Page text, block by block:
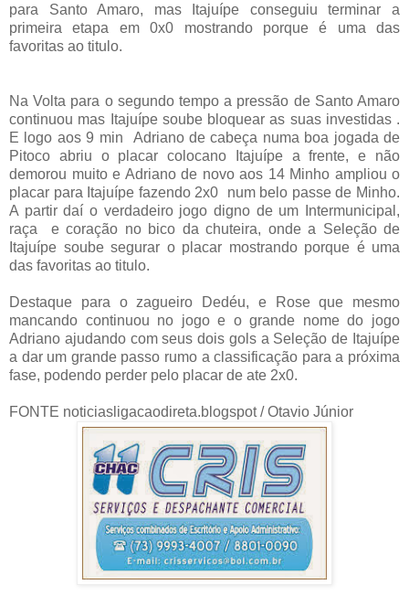
para Santo Amaro, mas Itajuípe conseguiu terminar a
primeira etapa em 0x0 mostrando porque é uma das
favoritas ao titulo.
Na Volta para o segundo tempo a pressão de Santo Amaro
continuou mas Itajuípe soube bloquear as suas investidas .
E logo aos 9 min Adriano de cabeça numa boa jogada de
Pitoco abriu o placar colocano Itajuípe a frente, e não
demorou muito e Adriano de novo aos 14 Minho ampliou o
placar para Itajuípe fazendo 2x0 num belo passe de Minho.
A partir daí o verdadeiro jogo digno de um Intermunicipal,
raça e coração no bico da chuteira, onde a Seleção de
Itajuípe soube segurar o placar mostrando porque é uma
das favoritas ao titulo.
Destaque para o zagueiro Dedéu, e Rose que mesmo
mancando continuou no jogo e o grande nome do jogo
Adriano ajudando com seus dois gols a Seleção de Itajuípe
a dar um grande passo rumo a classificação para a próxima
fase, podendo perder pelo placar de ate 2x0.
FONTE noticiasligacaodireta.blogspot / Otavio Júnior